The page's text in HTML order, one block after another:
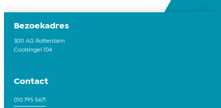
Bezoekadres
3011 AG Rotterdam
Coolsingel 104
Contact
010 795 5671